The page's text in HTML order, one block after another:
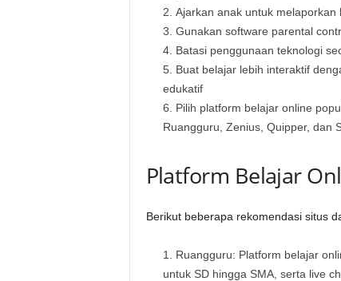
Ajarkan anak untuk
Gunakan software parental
Batasi penggunaan teknologi
Buat belajar lebih interaktif
edukatif
Pilih platform belajar online
Ruangguru, Zenius, Quipper, dan
Platform Belajar
Berikut beberapa rekomendasi situs
Ruangguru: Platform belajar
untuk SD hingga SMA, serta live